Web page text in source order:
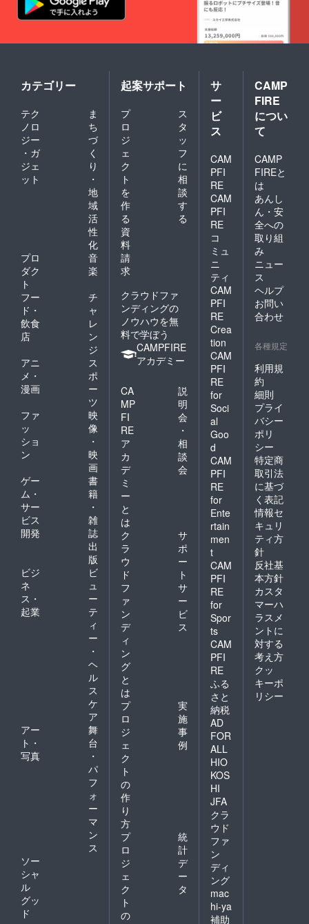
カテゴリー
テク
ノロ
ジー
・ガ
ジェ
ット
ま
ち
づ
く
り
・
地
域
活
性
化
プロ
ダク
ト
音
楽
フー
ド・
飲食
店
チ
ャ
レ
ン
ジ
アニ
メ・
漫画
ス
ポ
ー
ツ
ファ
ッ
ショ
ン
映
像
・
映
画
ゲー
ム・
サー
ビス
開発
書
籍
・
雑
誌
出
版
ビジ
ネ
ス・
起業
ビ
ュ
ー
テ
ィ
ー
・
ヘ
ル
ス
ケ
ア
アー
ト・
写真
舞
台
・
パ
フ
ォ
ー
マ
ン
ス
ソー
シャ
ル
グッ
ド
起案サポート
プ
ロ
ジ
ェ
ク
ト
を
作
る
ス
タ
ッ
フ
に
相
談
す
る
資
料
請
求
クラウドファ
ンディングの
ノウハウを無
料で学ぼう
CAMPFIRE
アカデミー
CA
MP
FI
RE
ア
カ
デ
ミ
ー
と
は
説
明
会
・
相
談
会
ク
ラ
ウ
ド
フ
ァ
ン
デ
ィ
ン
グ
と
は
サ
ポ
ー
ト
サ
ー
ビ
ス
プ
ロ
ジ
ェ
ク
ト
の
作
り
方
実
施
事
例
プ
ロ
ジ
ェ
ク
ト
の
統
計
デ
ー
タ
サ
ー
ビ
ス
CAM
PFI
RE
CAM
PFI
RE
コ
ミュ
ニ
ティ
CAM
PFI
RE
Crea
tion
CAM
PFI
RE
for
Soci
al
Goo
d
CAM
PFI
RE
for
Ente
rtain
men
t
CAM
PFI
RE
for
Spor
ts
CAM
PFI
RE
ふる
さと
納税
AD
FOR
ALL
HIO
KOS
HI
JFA
クラ
ウド
ファ
ン
ディ
ング
mac
hi-ya
補助
CAMP
FIRE
につい
て
CAMP
FIREと
は
あんし
ん・安
全への
取り組
み
ニュー
ス
ヘルプ
お問い
合わせ
各種規定
利用規
約
細則
プライ
バシー
ポリ
シー
特定商
取引法
に基づ
く表記
情報セ
キュリ
ティ方
針
反社基
本方針
カスタ
マーハ
ラスメ
ントに
対する
考え方
クッ
キーポ
リシー